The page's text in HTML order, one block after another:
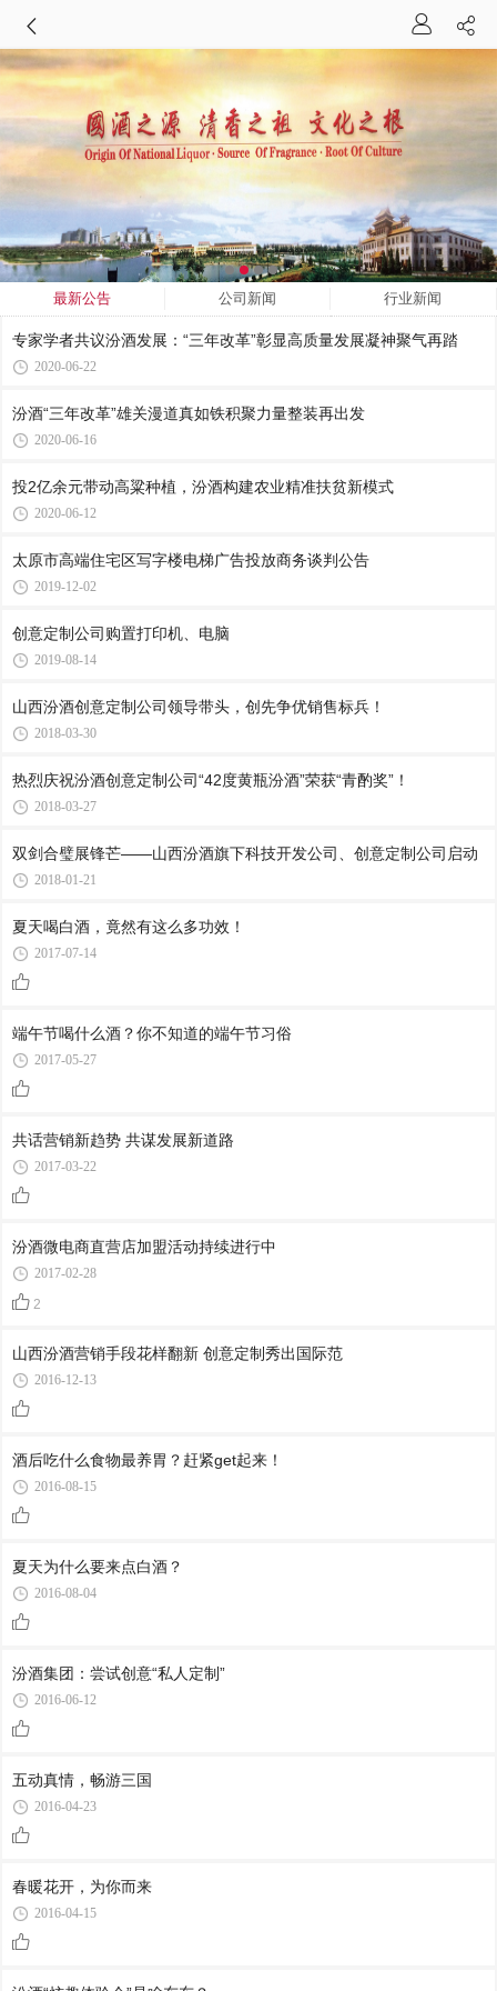
最新公告 公司新闻 行业新闻
专家学者共议汾酒发展：“三年改革”彰显高质量发展凝神聚气再踏
2020-06-22
汾酒“三年改革”雄关漫道真如铁积聚力量整装再出发
2020-06-16
投2亿余元带动高粱种植，汾酒构建农业精准扶贫新模式
2020-06-12
太原市高端住宅区写字楼电梯广告投放商务谈判公告
2019-12-02
创意定制公司购置打印机、电脑
2019-08-14
山西汾酒创意定制公司领导带头，创先争优销售标兵！
2018-03-30
热烈庆祝汾酒创意定制公司“42度黄瓶汾酒”荣获“青酌奖”！
2018-03-27
双剑合璧展锋芒——山西汾酒旗下科技开发公司、创意定制公司启动
2018-01-21
夏天喝白酒，竟然有这么多功效！
2017-07-14
端午节喝什么酒？你不知道的端午节习俗
2017-05-27
共话营销新趋势 共谋发展新道路
2017-03-22
汾酒微电商直营店加盟活动持续进行中
2017-02-28
2
山西汾酒营销手段花样翻新 创意定制秀出国际范
2016-12-13
酒后吃什么食物最养胃？赶紧get起来！
2016-08-15
夏天为什么要来点白酒？
2016-08-04
汾酒集团：尝试创意“私人定制”
2016-06-12
五动真情，畅游三国
2016-04-23
春暖花开，为你而来
2016-04-15